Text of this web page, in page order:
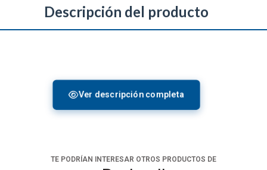
Descripción del producto
Ver descripción completa
TE PODRÍAN INTERESAR OTROS PRODUCTOS DE